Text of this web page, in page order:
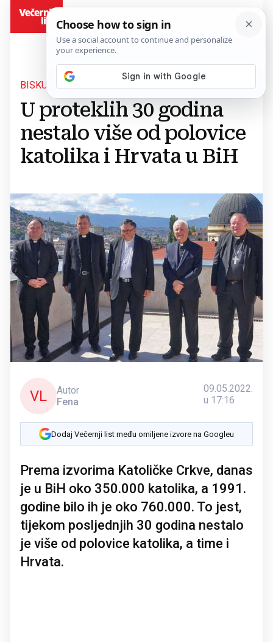
BISKUPSKA KONFERENCIJA BIH
U proteklih 30 godina
nestalo više od polovice
katolika i Hrvata u BiH
VL
Autor
Fena
09.05.2022.
u 17:16
Dodaj Večernji list među omiljene izvore na Googleu
Prema izvorima Katoličke Crkve, danas
je u BiH oko 350.000 katolika, a 1991.
godine bilo ih je oko 760.000. To jest,
tijekom posljednjih 30 godina nestalo
je više od polovice katolika, a time i
Hrvata.